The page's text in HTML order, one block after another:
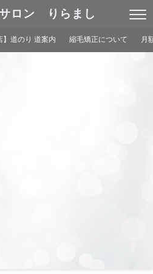
ロン りらまし
】道のり 道案内 縮毛矯正について 月